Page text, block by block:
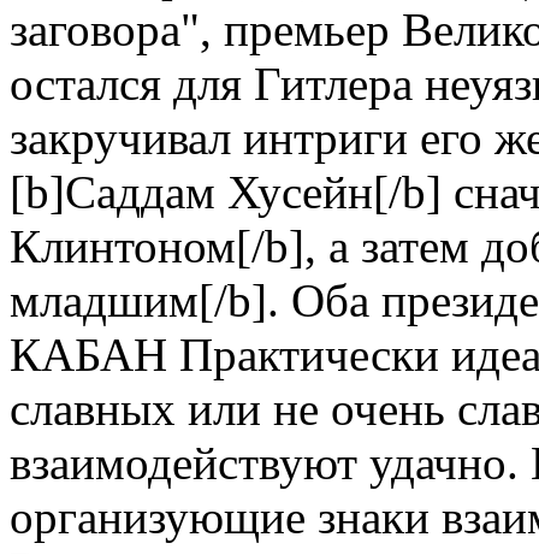
заговора", премьер
остался для Гитлера
закручивал интриги его
[b]Саддам Хусейн[/b]
Клинтоном[/b], а затем
младшим[/b]. Оба
КАБАН Практически
славных или не очень
взаимодействуют
организующие знаки